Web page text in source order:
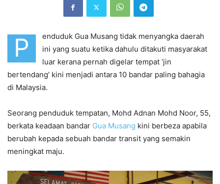
P
enduduk Gua Musang tidak menyangka daerah
ini yang suatu ketika dahulu ditakuti masyarakat
luar kerana pernah digelar tempat ‘jin
bertendang’ kini menjadi antara 10 bandar paling bahagia
di Malaysia.
Seorang penduduk tempatan, Mohd Adnan Mohd Noor, 55,
berkata keadaan bandar Gua Musang kini berbeza apabila
berubah kepada sebuah bandar transit yang semakin
meningkat maju.